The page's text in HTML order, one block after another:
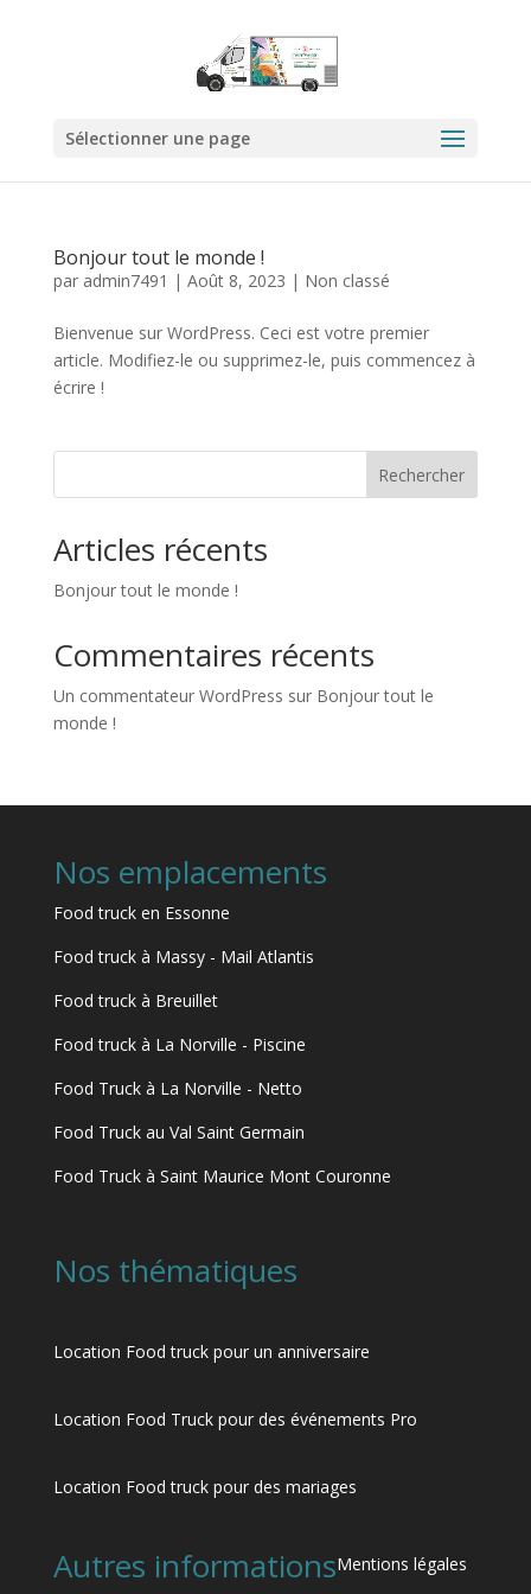
Sélectionner une page
Bonjour tout le monde !
par admin7491 | Août 8, 2023 | Non classé
Bienvenue sur WordPress. Ceci est votre premier
article. Modifiez-le ou supprimez-le, puis commencez à
écrire !
Rechercher
Articles récents
Bonjour tout le monde !
Commentaires récents
Un commentateur WordPress sur Bonjour tout le
monde !
Nos emplacements
Food truck en Essonne
Food truck à Massy - Mail Atlantis
Food truck à Breuillet
Food truck à La Norville - Piscine
Food Truck à La Norville - Netto
Food Truck au Val Saint Germain
Food Truck à Saint Maurice Mont Couronne
Nos thématiques
Location Food truck pour un anniversaire
Location Food Truck pour des événements Pro
Location Food truck pour des mariages
Autres informationsMentions légales